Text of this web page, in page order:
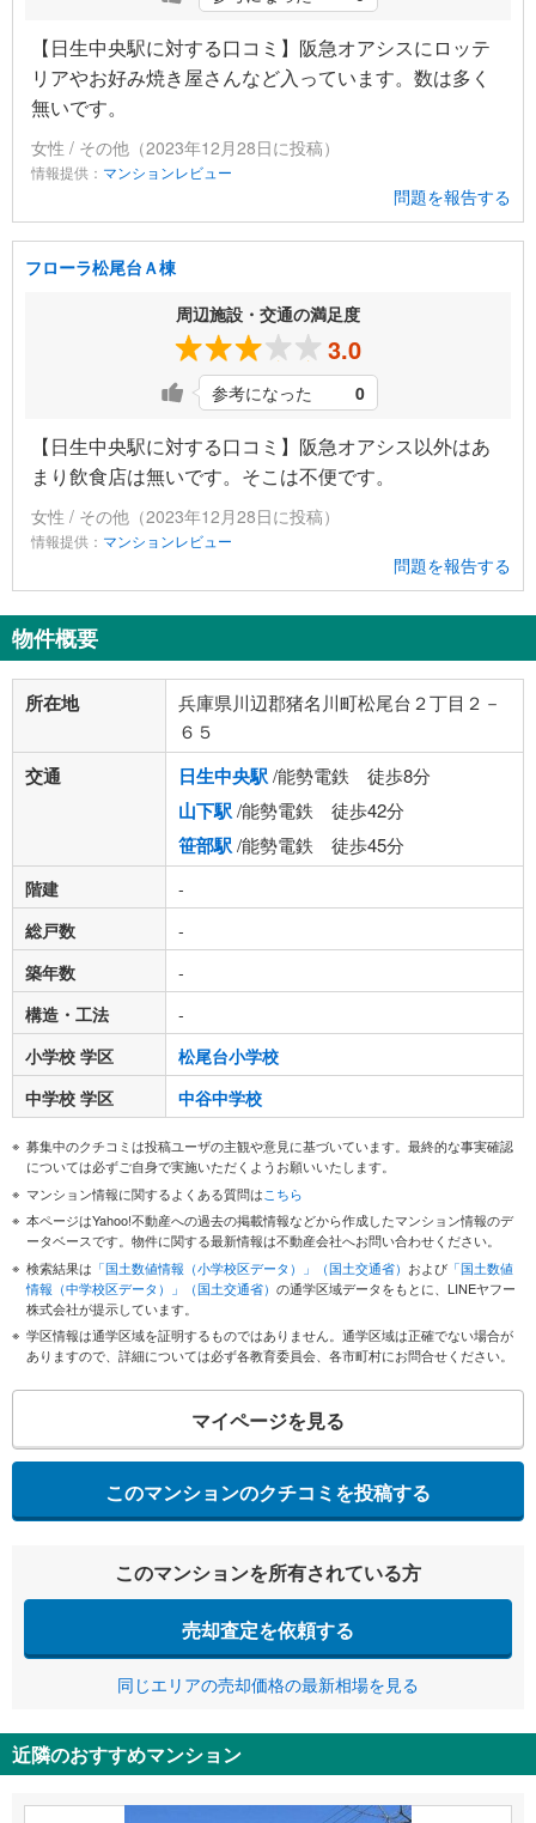
【日生中央駅に対する口コミ】阪急オアシスにロッテ
リアやお好み焼き屋さんなど入っています。数は多く
無いです。
女性 / その他（2023年12月28日に投稿）
情報提供： マンションレビュー
問題を報告する
フローラ松尾台Ａ棟
周辺施設・交通の満足度
3.0
参考になった 0
【日生中央駅に対する口コミ】阪急オアシス以外はあ
まり飲食店は無いです。そこは不便です。
女性 / その他（2023年12月28日に投稿）
情報提供： マンションレビュー
問題を報告する
物件概要
所在地
兵庫県川辺郡猪名川町松尾台２丁目２－
６５
交通 日生中央駅/能勢電鉄 徒歩8分
山下駅/能勢電鉄 徒歩42分
笹部駅/能勢電鉄 徒歩45分
階建
-
総戸数
-
築年数
-
構造・工法
-
小学校 学区
松尾台小学校
中学校 学区
中谷中学校
募集中のクチコミは投稿ユーザの主観や意見に基づいています。最終的な事実確認
については必ずご自身で実施いただくようお願いいたします。
マンション情報に関するよくある質問はこちら
本ページはYahoo!不動産への過去の掲載情報などから作成したマンション情報のデ
ータベースです。物件に関する最新情報は不動産会社へお問い合わせください。
検索結果は 「国土数値情報（小学校区データ）」（国土交通省） および 「国土数値
情報（中学校区データ）」（国土交通省） の通学区域データをもとに、LINEヤフー
株式会社が提示しています。
学区情報は通学区域を証明するものではありません。通学区域は正確でない場合が
ありますので、詳細については必ず各教育委員会、各市町村にお問合せください。
マイページを見る
このマンションのクチコミを投稿する
このマンションを所有されている方
売却査定を依頼する
同じエリアの売却価格の最新相場を見る
近隣のおすすめマンション